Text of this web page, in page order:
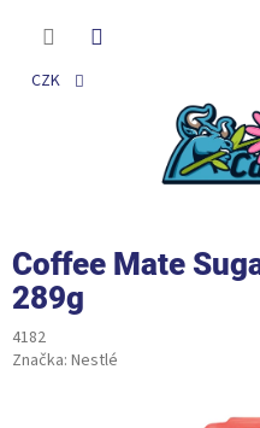
CZK
Coffee Mate
289g
4182
Značka: Nestlé